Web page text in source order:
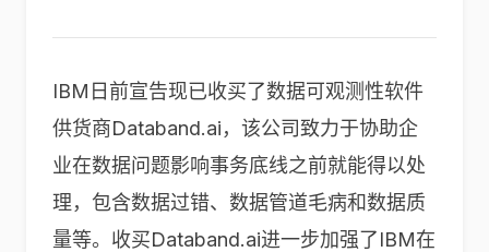
IBM日前宣告现已收买了数据可观测性软件
供货商Databand.ai，该公司致力于协助企
业在数据问题影响事务底线之前就能得以处
理，包含数据过错、数据管道毛病和数据质
量等。收买Databand.ai进一步加强了IBM在